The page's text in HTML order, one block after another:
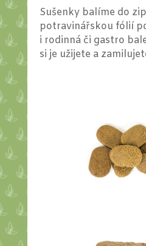
Sušenky balíme do
potravinářskou fólií
i rodinná či gastro
si je užijete a